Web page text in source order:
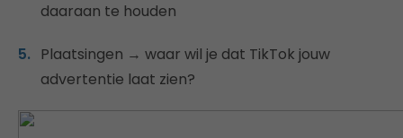
daaraan te houden
Plaatsingen → waar wil je dat TikTok jouw
advertentie laat zien?